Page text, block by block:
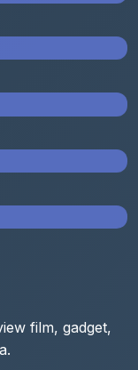
film, gadget,